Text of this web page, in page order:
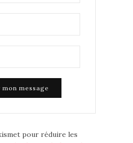
pour réduire les